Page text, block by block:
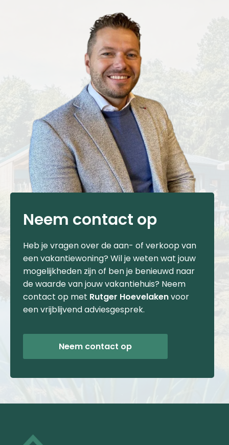
Neem contact op
Heb je vragen over de aan- of verkoop van
een vakantiewoning? Wil je weten wat jouw
mogelijkheden zijn of ben je benieuwd naar
de waarde van jouw vakantiehuis? Neem
contact op met Rutger Hoevelakenvoor
een vrijblijvend adviesgesprek.
Neem contact op